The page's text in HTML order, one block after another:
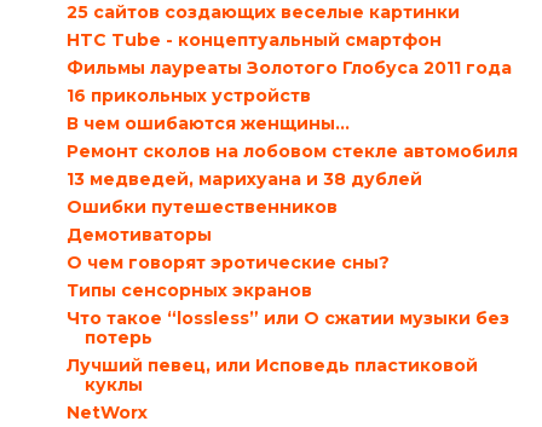
25 сайтов создающих веселые картинки
HTC Tube - концептуальный смартфон
Фильмы лауреаты Золотого Глобуса 2011 года
16 прикольных устройств
В чем ошибаются женщины…
Ремонт сколов на лобовом стекле автомобиля
13 медведей, марихуана и 38 дублей
Ошибки путешественников
Демотиваторы
О чем говорят эротические сны?
Типы сенсорных экранов
Что такое “lossless” или О сжатии музыки без
потерь
Лучший певец, или Исповедь пластиковой
куклы
NetWorx